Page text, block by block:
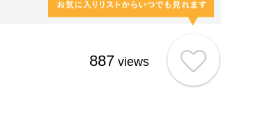
887 views